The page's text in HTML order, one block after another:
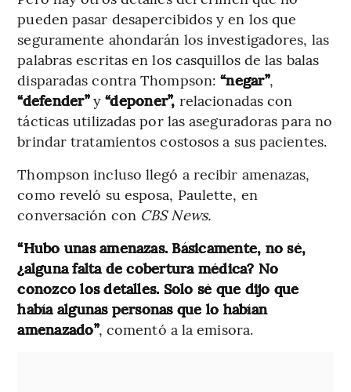
pueden pasar desapercibidos y en los que
seguramente ahondarán los investigadores, las
palabras escritas en los casquillos de las balas
disparadas contra Thompson:“negar”,
“defender”y“deponer”, relacionadas con
tácticas utilizadas por las aseguradoras para no
brindar tratamientos costosos a sus pacientes.
Thompson incluso llegó a recibir amenazas,
como reveló su esposa, Paulette, en
conversación con CBS News.
“Hubo unas amenazas. Básicamente, no sé,
¿alguna falta de cobertura médica? No
conozco los detalles. Solo sé que dijo que
había algunas personas que lo habían
amenazado”, comentó a la emisora.